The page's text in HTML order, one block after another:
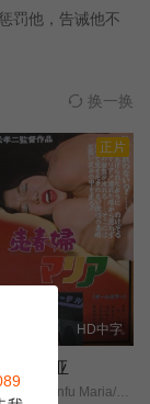
罚他，告诫他不
，
到寺庙拜佛求平
永敏
刻写心经，去掉
赶到寺庙……
金基德
突然探访寺庙，
被收留。
换一换
正片
HD中字
宿玛利亚
Baishunfu Maria/Shinjuku Maria/